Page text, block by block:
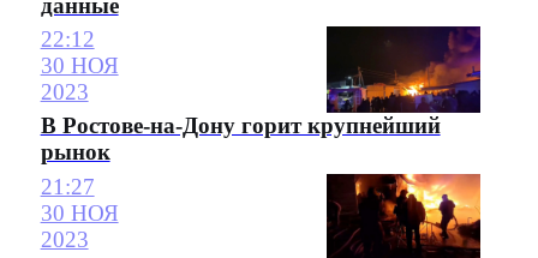
данные
22:12
30 НОЯ
2023
В Ростове-на-Дону горит крупнейший
рынок
21:27
30 НОЯ
2023